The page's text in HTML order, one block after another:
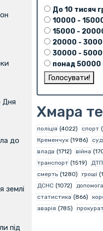
Дня
до
землі
під
До 10 тисяч
10000 -
15000 -
20000 -
30000 -
понад 50000
Хмара
поліція (4022) спорт
Кременчук (1986) суд
влада (1712) війна
транспорт (1519) ДТП
смерть (1280) гроші
ДСНС (1072) допомога
статистика (866)
аварія (785)